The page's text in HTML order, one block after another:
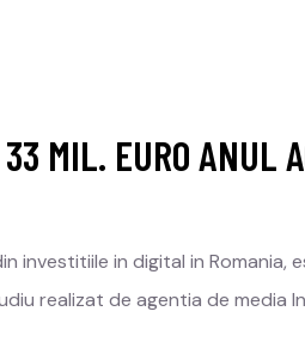
MIL. EURO ANUL
investitiile in digital in Romania,
realizat de agentia de media